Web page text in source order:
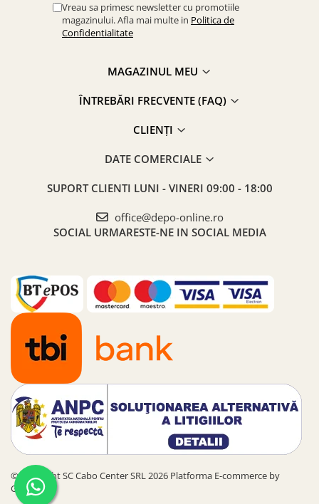
Vreau sa primesc newsletter cu promotiile
magazinului. Afla mai multe in Politica de
Confidentialitate
MAGAZINUL MEU
ÎNTREBĂRI FRECVENTE (FAQ)
CLIENȚI
DATE COMERCIALE
SUPORT CLIENTI LUNI - VINERI 09:00 - 18:00
office@depo-online.ro
SOCIAL URMARESTE-NE IN SOCIAL MEDIA
©Copyright SC Cabo Center SRL 2026 Platforma E-commerce by
Gomag